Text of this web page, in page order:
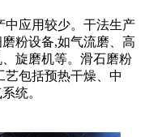
中应用较少。干法生产
粉设备,如气流磨、高
旋磨机等。滑石磨粉
包括预热干燥、中
统。